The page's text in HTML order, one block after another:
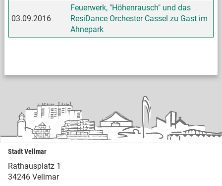
03.09.2016
Feuerwerk, "Höhenrausch" und das
ResiDance Orchester Cassel zu Gast im
Ahnepark
Stadt Vellmar
Rathausplatz 1
34246 Vellmar